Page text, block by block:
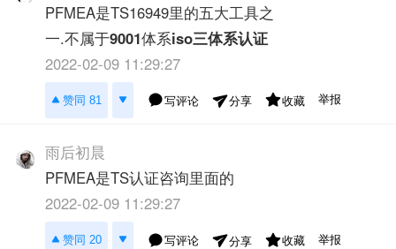
PFMEA是TS16949里的五大工具之
一.不属于9001体系iso三体系认证
2022-02-09 11:29:27
赞同 81 写评论 分享 收藏 举报
雨后初晨
PFMEA是TS认证咨询里面的
2022-02-09 11:29:27
赞同 20 写评论 分享 收藏 举报